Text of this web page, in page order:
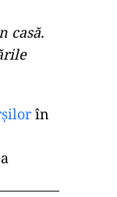
casă.
în